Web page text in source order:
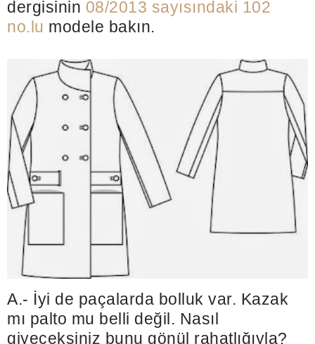
dergisinin 08/2013 sayısındaki 102
no.lu modele bakın.
A.- İyi de paçalarda bolluk var. Kazak
mı palto mu belli değil. Nasıl
giyeceksiniz bunu gönül rahatlığıyla?